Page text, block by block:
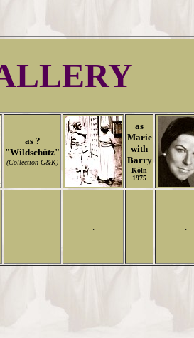
as ?
"Wildschütz"
(Collection G&K)
as
Marie
with
Barry
Köln
1975
- . - .